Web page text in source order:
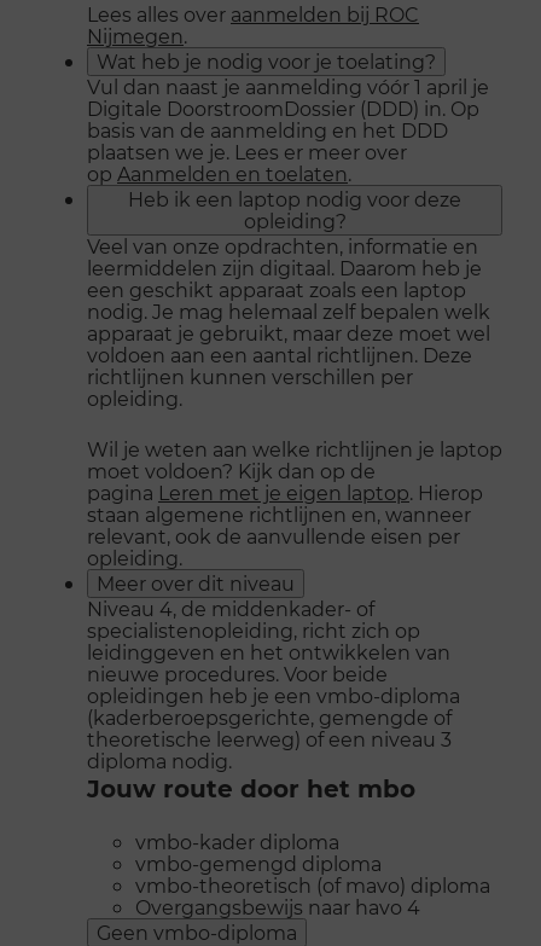
Lees alles over aanmelden bij ROC
Nijmegen.
Wat heb je nodig voor je toelating?
Vul dan naast je aanmelding vóór 1 april je
Digitale DoorstroomDossier (DDD) in. Op
basis van de aanmelding en het DDD
plaatsen we je. Lees er meer over
op Aanmelden en toelaten.
Heb ik een laptop nodig voor deze
opleiding?
Veel van onze opdrachten, informatie en
leermiddelen zijn digitaal. Daarom heb je
een geschikt apparaat zoals een laptop
nodig. Je mag helemaal zelf bepalen welk
apparaat je gebruikt, maar deze moet wel
voldoen aan een aantal richtlijnen. Deze
richtlijnen kunnen verschillen per
opleiding.
Wil je weten aan welke richtlijnen je laptop
moet voldoen? Kijk dan op de
pagina Leren met je eigen laptop. Hierop
staan algemene richtlijnen en, wanneer
relevant, ook de aanvullende eisen per
opleiding.
Meer over dit niveau
Niveau 4, de middenkader- of
specialistenopleiding, richt zich op
leidinggeven en het ontwikkelen van
nieuwe procedures. Voor beide
opleidingen heb je een vmbo-diploma
(kaderberoepsgerichte, gemengde of
theoretische leerweg) of een niveau 3
diploma nodig.
Jouw route door het mbo
vmbo-kader diploma
vmbo-gemengd diploma
vmbo-theoretisch (of mavo) diploma
Overgangsbewijs naar havo 4
Geen vmbo-diploma